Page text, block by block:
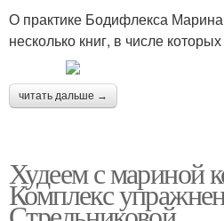
О практике Бодифлекса
несколько книг, в числе
читать дальше →
Худеем с мариной
Комплекс